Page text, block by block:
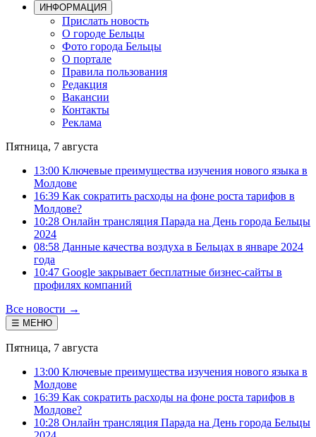
ИНФОРМАЦИЯ
Прислать новость
О городе Бельцы
Фото города Бельцы
О портале
Правила пользования
Редакция
Вакансии
Контакты
Реклама
Пятница, 7 августа
13:00 Ключевые преимущества изучения нового языка в
Молдове
16:39 Как сократить расходы на фоне роста тарифов в
Молдове?
10:28 Онлайн трансляция Парада на День города Бельцы
2024
08:58 Данные качества воздуха в Бельцах в январе 2024
года
10:47 Google закрывает бесплатные бизнес-сайты в
профилях компаний
Все новости →
☰ МЕНЮ
Пятница, 7 августа
13:00 Ключевые преимущества изучения нового языка в
Молдове
16:39 Как сократить расходы на фоне роста тарифов в
Молдове?
10:28 Онлайн трансляция Парада на День города Бельцы